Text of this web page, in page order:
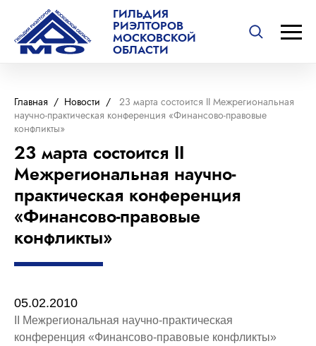
ГИЛЬДИЯ
РИЭЛТОРОВ
МОСКОВСКОЙ
ОБЛАСТИ
Главная / Новости /
23 марта состоится II Межрегиональная
научно-практическая конференция «Финансово-правовые
конфликты»
23 марта состоится II
Межрегиональная научно-
практическая конференция
«Финансово-правовые
конфликты»
05.02.2010
II Межрегиональная научно-практическая
конференция «Финансово-правовые конфликты»